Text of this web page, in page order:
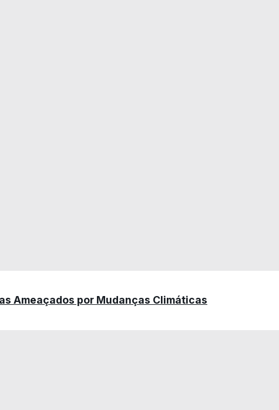
Ameaçados por Mudanças Climáticas